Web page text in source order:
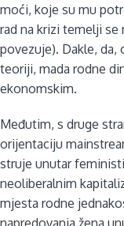
moći, koje su mu
rad na krizi temelji
povezuje). Dakle,
teoriji, mada rodne
ekonomskim.
Međutim, s druge
orijentaciju
struje unutar
neoliberalnim
mjesta rodne
napredovanja žena